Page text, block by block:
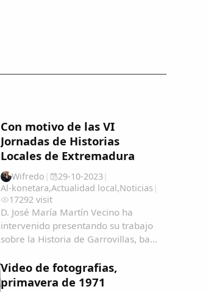
Con motivo de las VI
Jornadas de Historias
Locales de Extremadura
Wifredo | 29-10-2023|
Al-konetara,Actualidad local,Noticias |
17292 visit
D. José María Martín Vecino ha
intervenido presentando su trabajo
sobre la Historia de Garrovillas, bajo
Filipinas, una aproximación
cartográfica" Garrovillanos-en-
Video de fotografias,
primavera de 1971